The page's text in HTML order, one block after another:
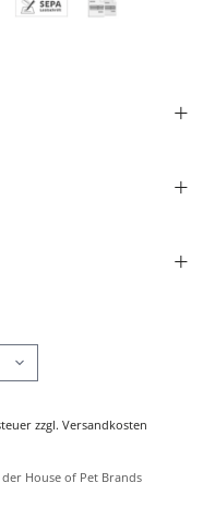
+
+
+
zzgl. Versandkosten
House of Pet Brands